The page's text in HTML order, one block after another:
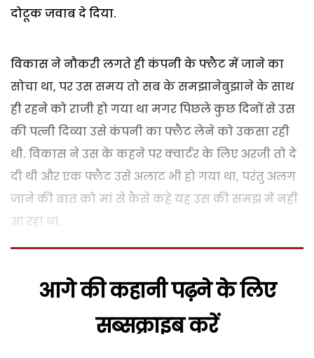
दोटूक जवाब दे दिया.
विकास ने नौकरी लगते ही कंपनी के फ्लैट में जाने का
सोचा था, पर उस समय तो सब के समझानेबुझाने के साथ
ही रहने को राजी हो गया था मगर पिछले कुछ दिनों से उस
की पत्नी दिव्या उसे कंपनी का फ्लैट लेने को उकसा रही
थी. विकास ने उस के कहने पर क्वार्टर के लिए अरजी तो दे
दी थी और एक फ्लैट उसे अलाट भी हो गया था, परंतु अलग
जाने की बात को मां से कैसे कहे यह उस की समझ में नहीं
आ रहा था.
आगे की कहानी पढ़ने के लिए
सब्सक्राइब करें